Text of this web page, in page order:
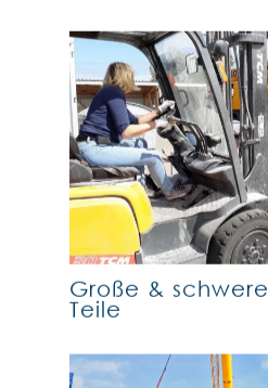
Große & schwere
Teile